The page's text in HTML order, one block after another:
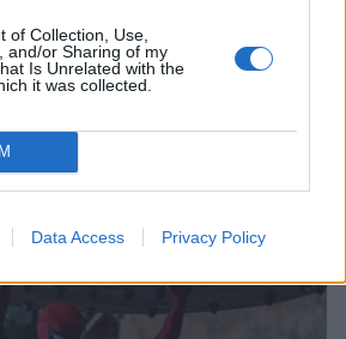
of Collection, Use,
and/or Sharing of my
Is Unrelated with the
it was collected.
Data Access Privacy Policy
των εποχικών
Τρίπολη